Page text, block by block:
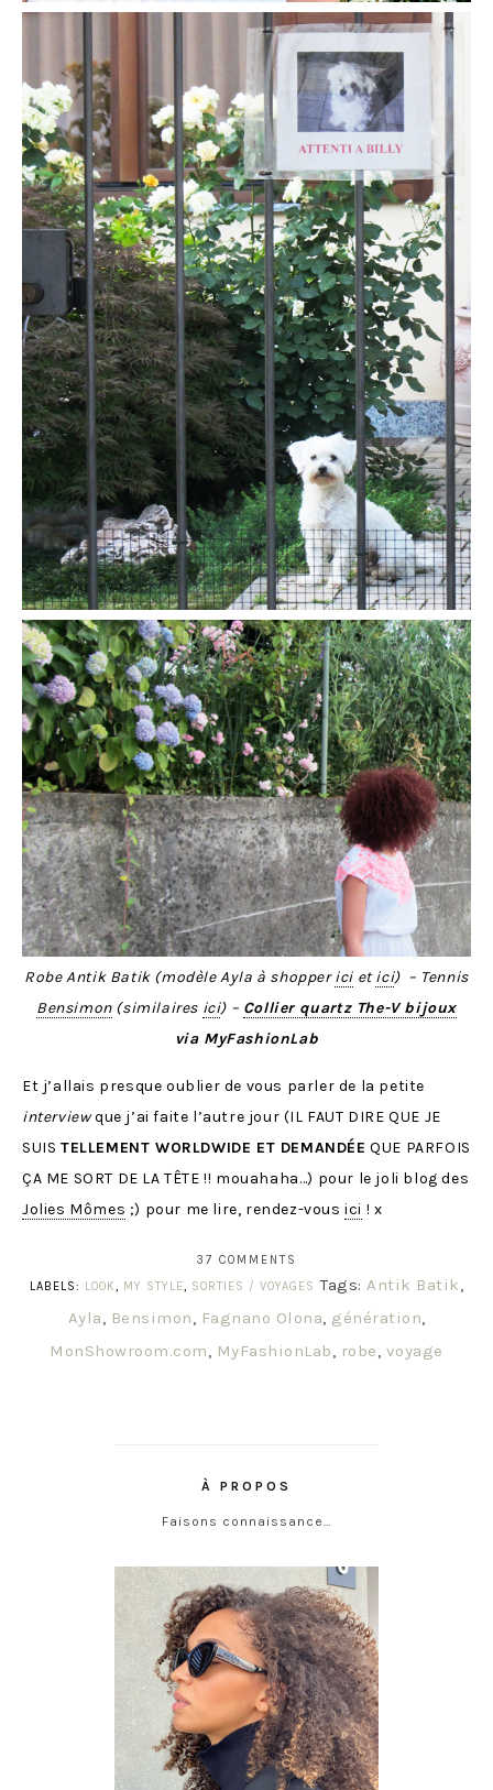
Robe Antik Batik (modèle Ayla à shopperici etici) – Tennis
Bensimon(similaires ici) – Collier quartz The-V bijoux
via MyFashionLab
Et j’allais presque oublier de vous parler de la petite
interviewque j’ai faite l’autre jour (IL FAUT DIRE QUE JE
SUIS TELLEMENT WORLDWIDE ET DEMANDÉE QUE PARFOIS
ÇA ME SORT DE LA TÊTE !! mouahaha…) pour le joli blog des
Jolies Mômes ;) pour me lire, rendez-vousici ! x
37 COMMENTS
LABELS:
LOOK, MY STYLE, SORTIES / VOYAGES Tags: Antik Batik,
Ayla, Bensimon, Fagnano Olona, génération,
MonShowroom.com, MyFashionLab, robe, voyage
À PROPOS
Faisons connaissance…